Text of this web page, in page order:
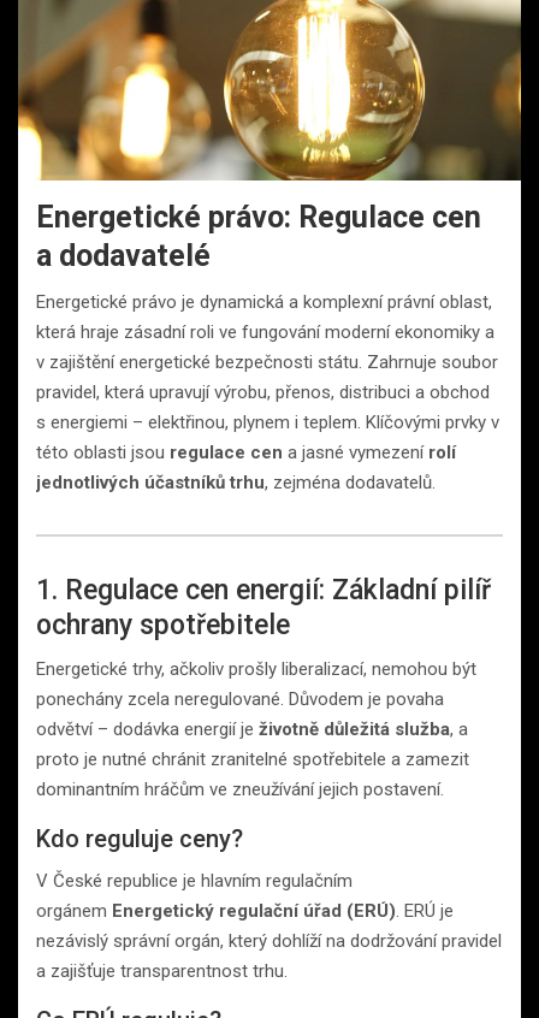
Energetické právo: Regulace cen
a dodavatelé
Energetické právo je dynamická a komplexní právní oblast,
která hraje zásadní roli ve fungování moderní ekonomiky a
v zajištění energetické bezpečnosti státu. Zahrnuje soubor
pravidel, která upravují výrobu, přenos, distribuci a obchod
s energiemi – elektřinou, plynem i teplem. Klíčovými prvky v
této oblasti jsou regulace cen a jasné vymezení rolí
jednotlivých účastníků trhu, zejména dodavatelů.
1. Regulace cen energií: Základní pilíř
ochrany spotřebitele
Energetické trhy, ačkoliv prošly liberalizací, nemohou být
ponechány zcela neregulované. Důvodem je povaha
odvětví – dodávka energií je životně důležitá služba, a
proto je nutné chránit zranitelné spotřebitele a zamezit
dominantním hráčům ve zneužívání jejich postavení.
Kdo reguluje ceny?
V České republice je hlavním regulačním
orgánem Energetický regulační úřad (ERÚ). ERÚ je
nezávislý správní orgán, který dohlíží na dodržování pravidel
a zajišťuje transparentnost trhu.